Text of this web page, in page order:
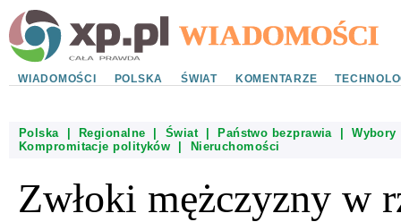
WIADOMOŚCI POLSKA ŚWIAT KOMENTARZE
Polska| Regionalne Świat| Państwo bezprawia|Wybory
Kompromitacje polityków
Nieruchomości
Zwłoki mężczyzny w